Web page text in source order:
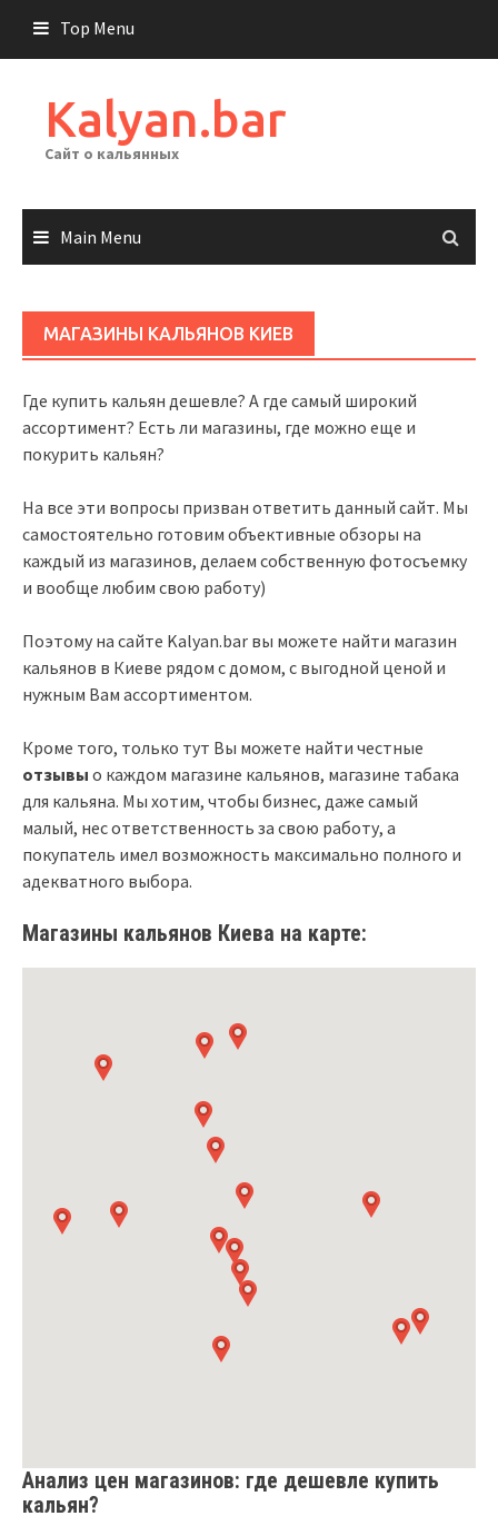
content
Top Menu
Kalyan.bar
Сайт о кальянных
Main Menu
МАГАЗИНЫ КАЛЬЯНОВ КИЕВ
Где купить кальян дешевле? А где самый широкий
ассортимент? Есть ли магазины, где можно еще и
покурить кальян?
На все эти вопросы призван ответить данный сайт. Мы
самостоятельно готовим объективные обзоры на
каждый из магазинов, делаем собственную фотосъемку
и вообще любим свою работу)
Поэтому на сайте Kalyan.bar вы можете найти магазин
кальянов в Киеве рядом с домом, с выгодной ценой и
нужным Вам ассортиментом.
Кроме того, только тут Вы можете найти честные
отзывы о каждом магазине кальянов, магазине табака
для кальяна. Мы хотим, чтобы бизнес, даже самый
малый, нес ответственность за свою работу, а
покупатель имел возможность максимально полного и
адекватного выбора.
Магазины кальянов Киева на карте:
Анализ цен магазинов: где дешевле купить
кальян?